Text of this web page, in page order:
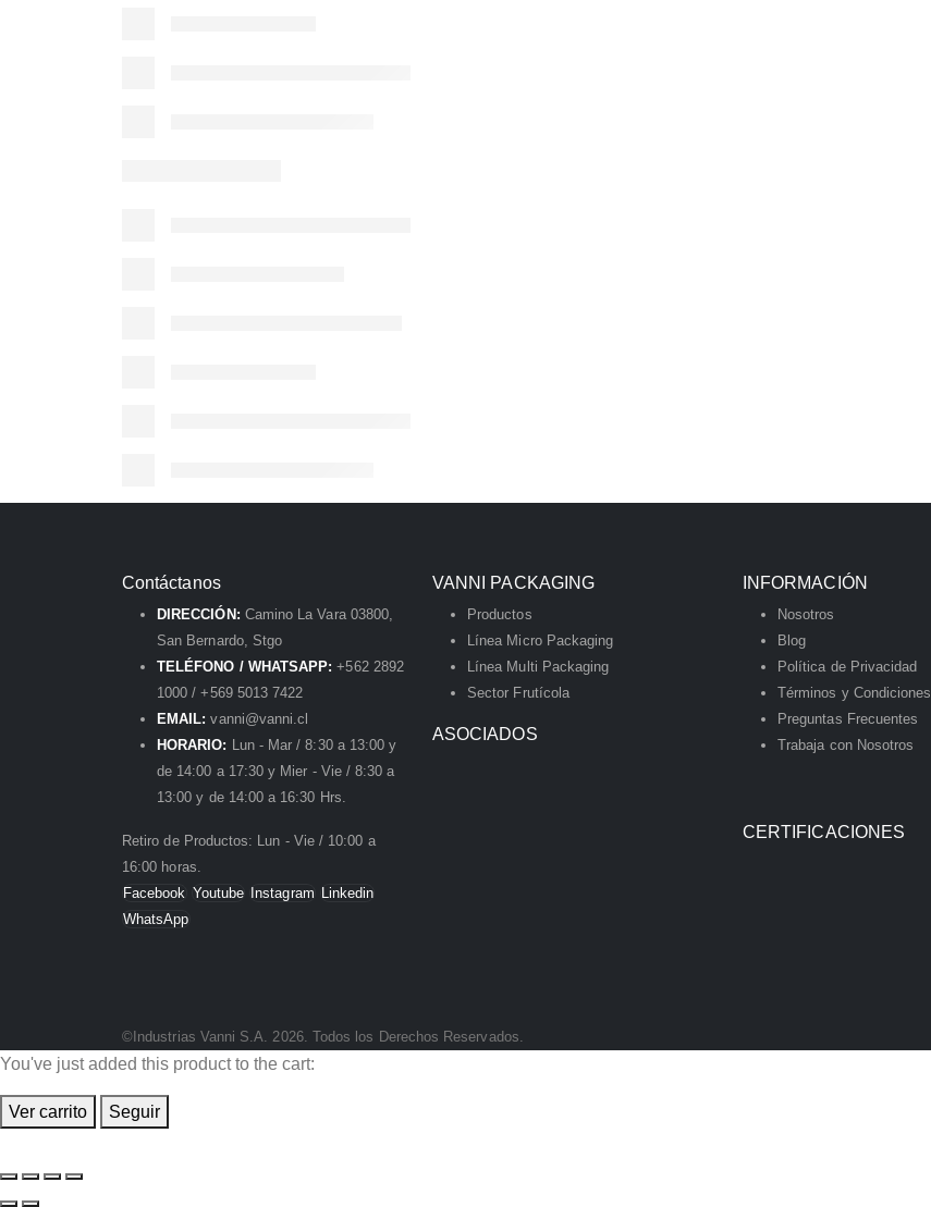
Contáctanos
DIRECCIÓN: Camino La Vara 03800,
San Bernardo, Stgo
TELÉFONO / WHATSAPP: +562 2892
1000 / +569 5013 7422
EMAIL: vanni@vanni.cl
HORARIO: Lun - Mar / 8:30 a 13:00 y
de 14:00 a 17:30 y Mier - Vie / 8:30 a
13:00 y de 14:00 a 16:30 Hrs.
Retiro de Productos: Lun - Vie / 10:00 a
16:00 horas.
Facebook Youtube Instagram Linkedin
WhatsApp
VANNI PACKAGING
Productos
Línea Micro Packaging
Línea Multi Packaging
Sector Frutícola
ASOCIADOS
INFORMACIÓN
Nosotros
Blog
Política de Privacidad
Términos y Condiciones
Preguntas Frecuentes
Trabaja con Nosotros
CERTIFICACIONES
©Industrias Vanni S.A. 2026. Todos los Derechos Reservados.
You've just added this product to the cart:
Ver carrito Seguir